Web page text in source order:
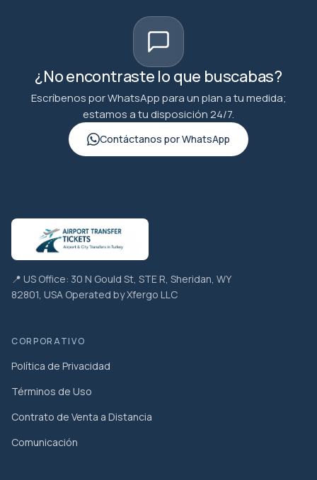
¿No encontraste lo que buscabas?
Escríbenos por WhatsApp para un plan a tu medida;
estamos a tu disposición 24/7.
Contáctanos por WhatsApp
📍 US Office: 30 N Gould St, STE R, Sheridan, WY
82801, USA Operated by Xfergo LLC
CORPORATIVO
Política de Privacidad
Términos de Uso
Contrato de Venta a Distancia
Comunicación